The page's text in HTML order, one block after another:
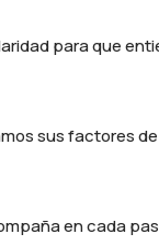
para que
sus factores
en cada